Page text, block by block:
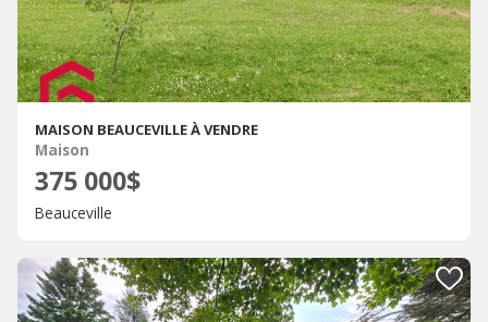
MAISON BEAUCEVILLE À VENDRE
Maison
375 000$
Beauceville